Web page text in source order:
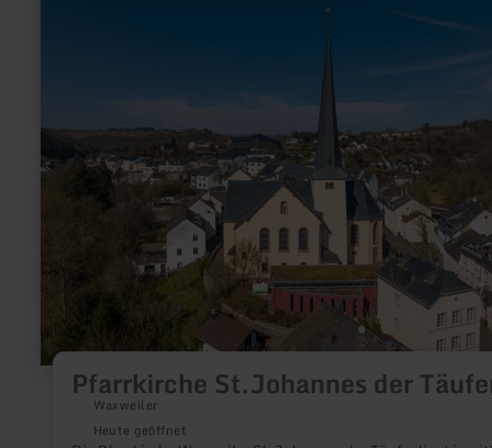
Pfarrkirche St.Johannes der
Waxweiler
Heute geöffnet